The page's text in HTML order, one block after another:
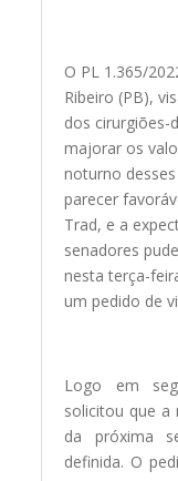
O PL 1.365/
Ribeiro (PB),
dos cirurgiões-
majorar os
noturno
parecer
Trad, e a
senadores
nesta terça-
um pedido de
Logo em
solicitou que a
da próxima
definida. O